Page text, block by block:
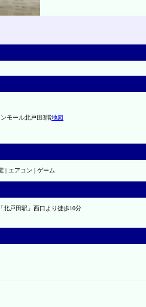
モール北戸田3階地図
| エアコン | ゲーム
北戸田駅」西口より徒歩10分